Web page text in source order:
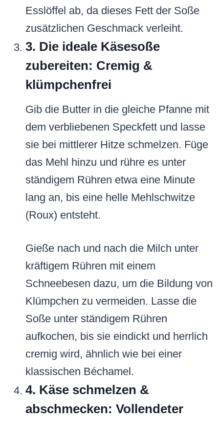
Esslöffel ab, da dieses Fett der Soße
zusätzlichen Geschmack verleiht.
3. Die ideale Käsesoße
zubereiten: Cremig &
klümpchenfrei
Gib die Butter in die gleiche Pfanne mit
dem verbliebenen Speckfett und lasse
sie bei mittlerer Hitze schmelzen. Füge
das Mehl hinzu und rühre es unter
ständigem Rühren etwa eine Minute
lang an, bis eine helle Mehlschwitze
(Roux) entsteht.
Gieße nach und nach die Milch unter
kräftigem Rühren mit einem
Schneebesen dazu, um die Bildung von
Klümpchen zu vermeiden. Lasse die
Soße unter ständigem Rühren
aufkochen, bis sie eindickt und herrlich
cremig wird, ähnlich wie bei einer
klassischen Béchamel.
4. Käse schmelzen &
abschmecken: Vollendeter